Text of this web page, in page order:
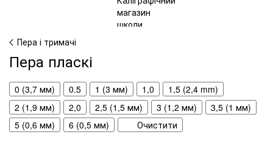
Пера і тримачі
Пера пласкі
0 (3,7 мм) 0.5 1 (3 мм) 1,0
1,5 (2,4 mm)
2 (1,9 мм)
2,0 2,5 (1,5 мм) 3 (1,2 мм)
3,5 (1 мм)
5 (0,6 мм)
6 (0,5 мм) Очистити